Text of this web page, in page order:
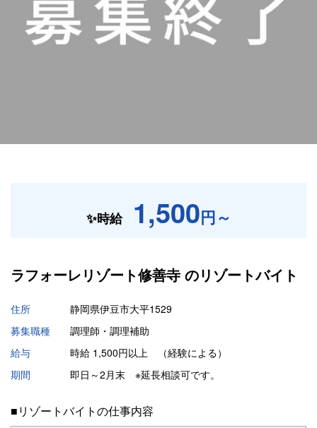
✨時給 1,500円～
ラフォーレリゾート修善寺 のリゾートバイト
住所
静岡県伊豆市大平1529
募集職種
調理師・調理補助
給与
時給 1,500円以上 （経験による）
期間
即日～2月末 ※延長相談可です。
■リゾートバイトの仕事内容